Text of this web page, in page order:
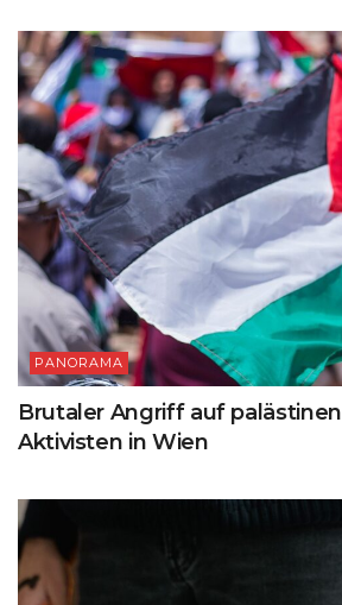
PANORAMA
Brutaler Angriff auf
Aktivisten in Wien